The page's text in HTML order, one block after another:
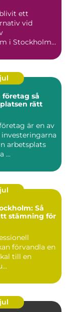
ett
vid
i Stockholm.
så
rätt
är en av
arbetsplats
...
Så
stämning för
förvandla en
till en